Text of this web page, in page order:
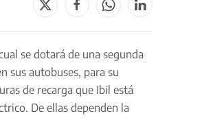
se dotará de una segunda
sus autobuses, para su
de recarga que Ibil está
De ellas dependen la